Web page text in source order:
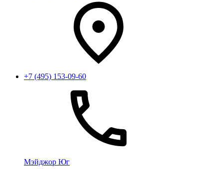
+7 (495) 153-09-60
Мэйджор Юг